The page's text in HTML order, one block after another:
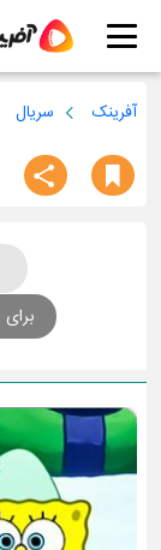
آفرینک سریال